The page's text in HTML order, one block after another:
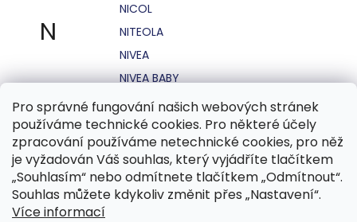
Pro správné fungování našich webových stránek
používáme technické cookies. Pro některé účely
zpracování používáme netechnické cookies, pro něž
je vyžadován Váš souhlas, který vyjádříte tlačítkem
„Souhlasím“ nebo odmítnete tlačítkem „Odmítnout“.
Souhlas můžete kdykoliv změnit přes „Nastavení“.
Více informací
N
NICOL
NITEOLA
NIVEA
NIVEA BABY
NIVEA MEN
NIVEA SUN
NO STRESS
NOHEL GARDEN
NORDICS